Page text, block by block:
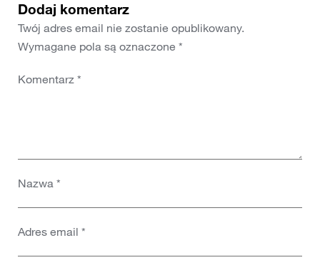
Dodaj komentarz
Twój adres email nie zostanie opublikowany.
Wymagane pola są oznaczone *
Komentarz *
Nazwa *
Adres email *